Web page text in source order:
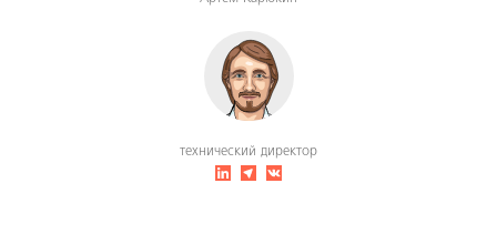
технический директор